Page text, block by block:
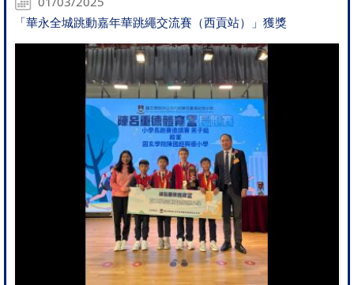
「華永全城跳動嘉年華跳繩交流賽（西貢站）」獲獎